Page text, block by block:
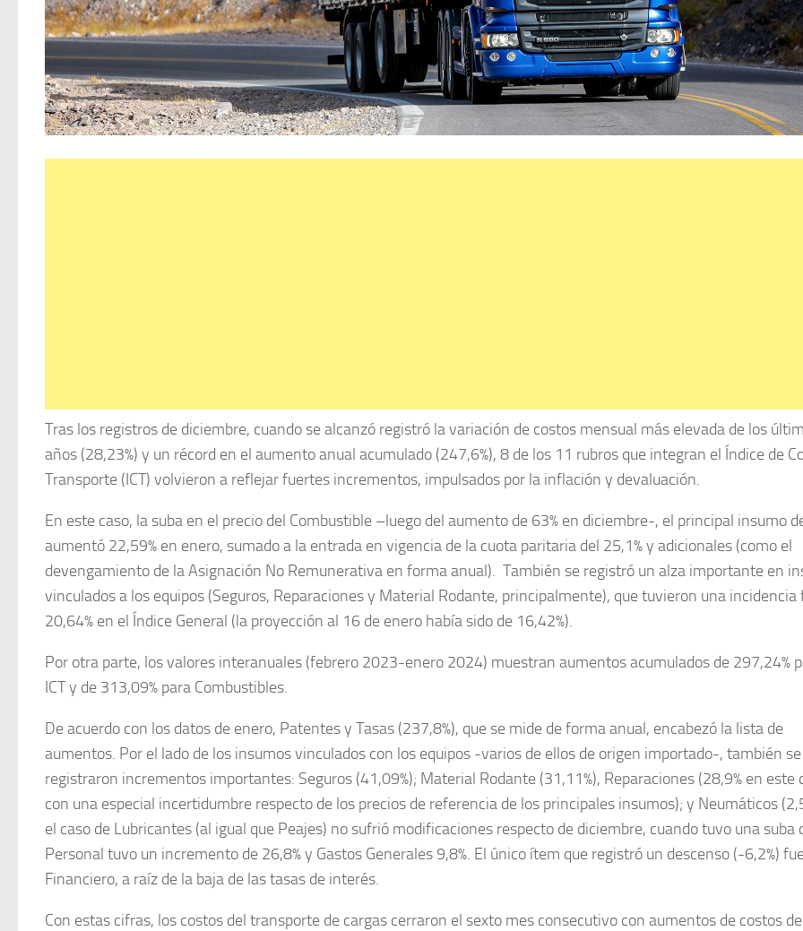
Tras los registros de diciembre, cuando se alcanzó registró la variación de costos mensual más elevada de los
años (28,23%) y un récord en el aumento anual acumulado (247,6%), 8 de los 11 rubros que integran el Índice de
Transporte (ICT) volvieron a reflejar fuertes incrementos, impulsados por la inflación y devaluación.
En este caso, la suba en el precio del Combustible –luego del aumento de 63% en diciembre-, el principal insumo
aumentó 22,59% en enero, sumado a la entrada en vigencia de la cuota paritaria del 25,1% y adicionales (como el
devengamiento de la Asignación No Remunerativa en forma anual). También se registró un alza importante en
vinculados a los equipos (Seguros, Reparaciones y Material Rodante, principalmente), que tuvieron una incidencia
20,64% en el Índice General (la proyección al 16 de enero había sido de 16,42%).
Por otra parte, los valores interanuales (febrero 2023-enero 2024) muestran aumentos acumulados de 297,24%
ICT y de 313,09% para Combustibles.
De acuerdo con los datos de enero, Patentes y Tasas (237,8%), que se mide de forma anual, encabezó la lista de
aumentos. Por el lado de los insumos vinculados con los equipos -varios de ellos de origen importado-, también se
registraron incrementos importantes: Seguros (41,09%); Material Rodante (31,11%), Reparaciones (28,9% en este
con una especial incertidumbre respecto de los precios de referencia de los principales insumos); y Neumáticos
el caso de Lubricantes (al igual que Peajes) no sufrió modificaciones respecto de diciembre, cuando tuvo una suba
Personal tuvo un incremento de 26,8% y Gastos Generales 9,8%. El único ítem que registró un descenso (-6,2%)
Financiero, a raíz de la baja de las tasas de interés.
Con estas cifras, los costos del transporte de cargas cerraron el sexto mes consecutivo con aumentos de costos